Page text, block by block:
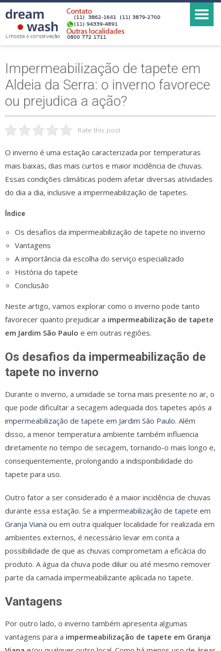
Impermeabilização de tapete em
Aldeia da Serra: o inverno favorece
ou prejudica a ação?
Rate this post
O inverno é uma estação caracterizada por temperaturas
mais baixas, dias mais curtos e maior incidência de chuvas.
Essas condições climáticas podem afetar diversas atividades
do dia a dia, inclusive a impermeabilização de tapetes.
Índice
Os desafios da impermeabilização de tapete no inverno
Vantagens
A importância da escolha do serviço especializado
História do tapete
Conclusão
Neste artigo, vamos explorar como o inverno pode tanto
favorecer quanto prejudicar a impermeabilização de tapete
em Jardim São Paulo e em outras regiões.
Os desafios da impermeabilização de
tapete no inverno
Durante o inverno, a umidade se torna mais presente no ar, o
que pode dificultar a secagem adequada dos tapetes após a
impermeabilização de tapete em Jardim São Paulo. Além
disso, a menor temperatura ambiente também influencia
diretamente no tempo de secagem, tornando-o mais longo e,
consequentemente, prolongando a indisponibilidade do
tapete para uso.
Outro fator a ser considerado é a maior incidência de chuvas
durante essa estação. Se a impermeabilização de tapete em
Granja Viana ou em outra qualquer localidade for realizada em
ambientes externos, é necessário levar em conta a
possibilidade de que as chuvas comprometam a eficácia do
produto. A água da chuva pode diluir ou até mesmo remover
parte da camada impermeabilizante aplicada no tapete.
Vantagens
Por outro lado, o inverno também apresenta algumas
vantagens para a impermeabilização de tapete em Granja